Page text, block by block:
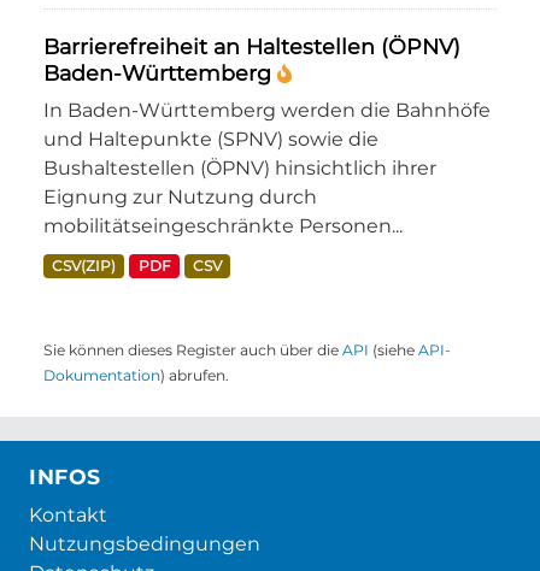
Barrierefreiheit an Haltestellen (ÖPNV)
Baden-Württemberg
In Baden-Württemberg werden die Bahnhöfe
und Haltepunkte (SPNV) sowie die
Bushaltestellen (ÖPNV) hinsichtlich ihrer
Eignung zur Nutzung durch
mobilitätseingeschränkte Personen...
CSV(ZIP) PDF CSV
Sie können dieses Register auch über die API (siehe API-
Dokumentation) abrufen.
INFOS
Kontakt
Nutzungsbedingungen